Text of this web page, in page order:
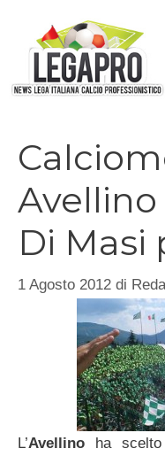
contenuto
Di Masi
1 Agosto 2012 di
L’Avellino ha